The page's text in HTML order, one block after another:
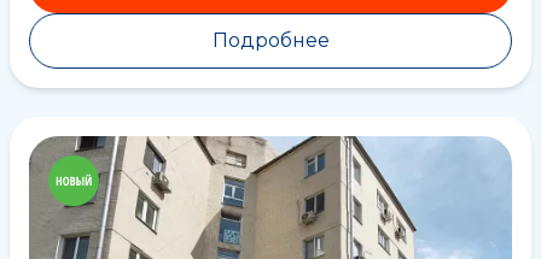
Подробнее